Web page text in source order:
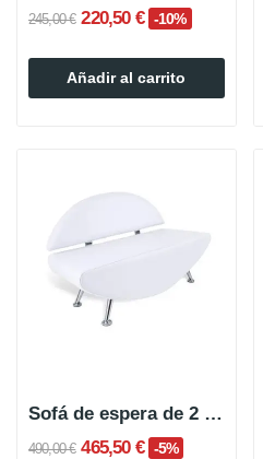
245,00 € 220,50 € -10%
Añadir al carrito
Sofá de espera de 2 plazas JIM
490,00 € 465,50 € -5%